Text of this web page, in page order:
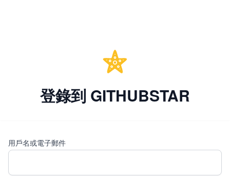
登錄到 GITHUBSTAR
用戶名或電子郵件